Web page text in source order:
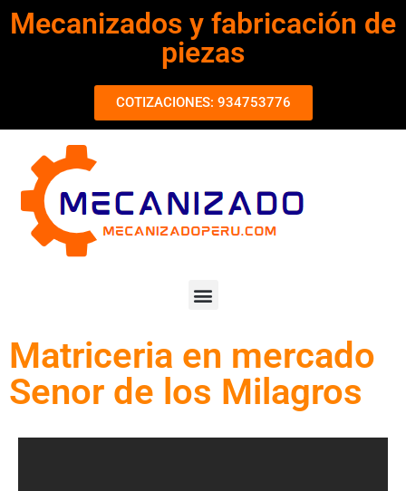
Mecanizados y fabricación de
piezas
COTIZACIONES: 934753776
Matriceria en mercado
Senor de los Milagros